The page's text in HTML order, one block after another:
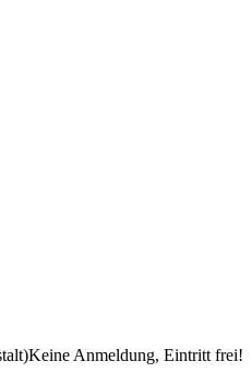
Anmeldung, Eintritt frei!